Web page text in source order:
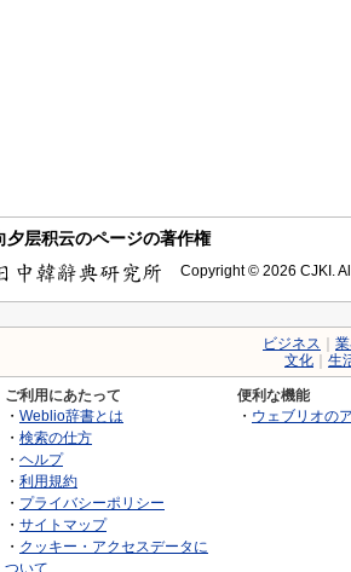
夕层积云のページの著作権
Copyright © 2026 CJKI.
ビジネス
文化
生
ご利用にあたって
・ Weblio辞書とは
・ 検索の仕方
・ ヘルプ
・ 利用規約
・ プライバシーポリシー
・ サイトマップ
・ クッキー・アクセスデータに
ついて
便利な機能
・ ウェブリオの